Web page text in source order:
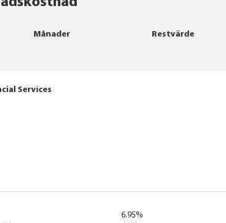
Månader Restvärde
Services
6.95%